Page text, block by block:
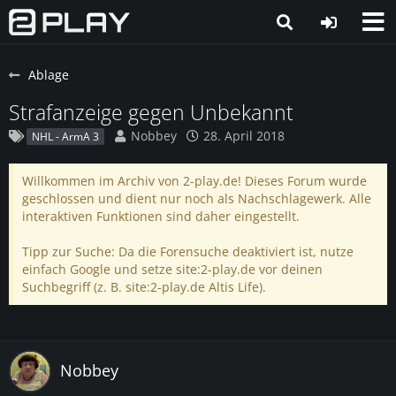
Ablage
Strafanzeige gegen Unbekannt
NHL - ArmA 3 Nobbey 28. April 2018
Willkommen im Archiv von 2-play.de! Dieses Forum wurde
geschlossen und dient nur noch als Nachschlagewerk. Alle
interaktiven Funktionen sind daher eingestellt.
Tipp zur Suche: Da die Forensuche deaktiviert ist, nutze
einfach Google und setze site:2-play.de vor deinen
Suchbegriff (z. B. site:2-play.de Altis Life).
Nobbey